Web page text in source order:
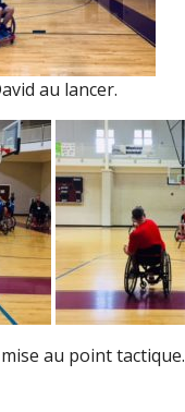
au lancer.
au point tactique.